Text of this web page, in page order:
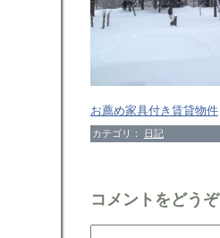
お薦め家具付き賃貸物件
カテゴリ： 日記
コメントをどうぞ